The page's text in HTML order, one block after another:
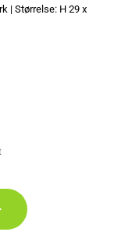
| Størrelse: H 29 x